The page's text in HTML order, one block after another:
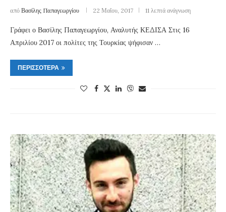
από Βασίλης Παπαγεωργίου 22 Μαΐου, 2017 11 λεπτά ανάγνωση
Γράφει ο Βασίλης Παπαγεωργίου, Αναλυτής ΚΕΔΙΣΑ Στις 16
Απριλίου 2017 οι πολίτες της Τουρκίας ψήφισαν …
ΠΕΡΙΣΣΌΤΕΡΑ